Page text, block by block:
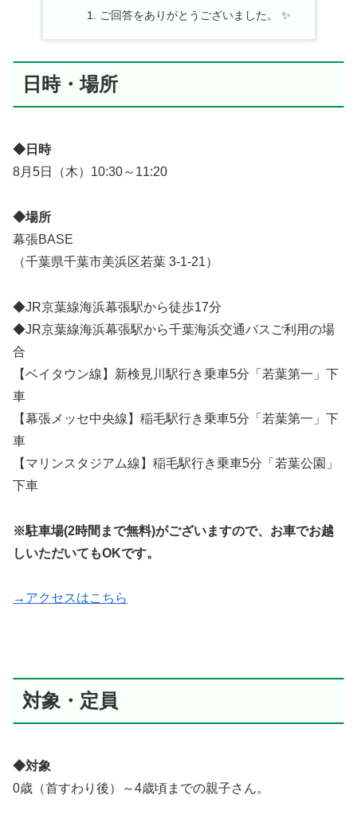
ご回答をありがとうございました。 ✨
日時・場所
◆日時
8月5日（木）10:30～11:20
◆場所
幕張BASE
（千葉県千葉市美浜区若葉 3-1-21）
◆JR京葉線海浜幕張駅から徒歩17分
◆JR京葉線海浜幕張駅から千葉海浜交通バスご利用の場
合
【ベイタウン線】新検見川駅行き乗車5分「若葉第一」下
車
【幕張メッセ中央線】稲毛駅行き乗車5分「若葉第一」下
車
【マリンスタジアム線】稲毛駅行き乗車5分「若葉公園」
下車
※駐車場(2時間まで無料)がございますので、お車でお越
しいただいてもOKです。
→アクセスはこちら
対象・定員
◆対象
0歳（首すわり後）～4歳頃までの親子さん。